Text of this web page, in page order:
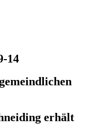
14
erhält